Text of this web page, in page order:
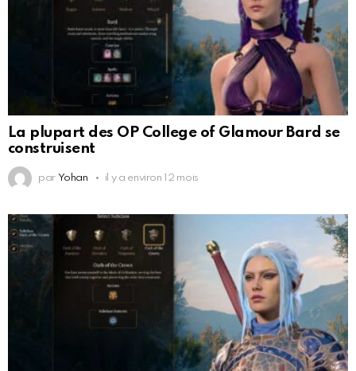
La plupart des OP College of Glamour Bard se
construisent
par Yohan il y a environ 12 mois